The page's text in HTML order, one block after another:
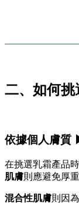
二、如何挑
依據個人膚質
在挑選乳霜產品
肌膚則應避免厚
混合性肌膚則因